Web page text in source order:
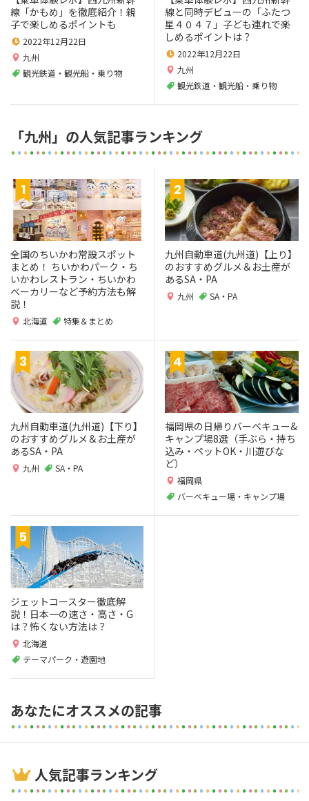
線「かもめ」を徹底紹介！親
子で楽しめるポイントも
2022年12月22日
九州
観光鉄道・観光船・乗り物
線と同時デビューの「ふたつ
星４０４７」子ども連れで楽
しめるポイントは？
2022年12月22日
九州
観光鉄道・観光船・乗り物
「九州」の人気記事ランキング
全国のちいかわ常設スポット
まとめ！ ちいかわパーク・ち
いかわレストラン・ちいかわ
ベーカリーなど予約方法も解
説！
北海道 特集＆まとめ
九州自動車道(九州道)【上り】
のおすすめグルメ＆お土産が
あるSA・PA
九州 SA・PA
九州自動車道(九州道)【下り】
のおすすめグルメ＆お土産が
あるSA・PA
九州 SA・PA
福岡県の日帰りバーベキュー&
キャンプ場8選（手ぶら・持ち
込み・ペットOK・川遊びな
ど）
福岡県
バーベキュー場・キャンプ場
ジェットコースター徹底解
説！日本一の速さ・高さ・G
は？怖くない方法は？
北海道
テーマパーク・遊園地
あなたにオススメの記事
人気記事ランキング